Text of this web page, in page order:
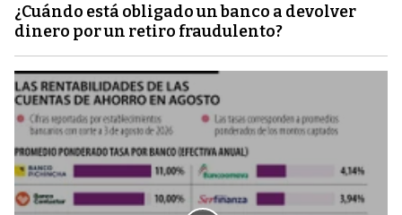
¿Cuándo está obligado un banco a devolver
dinero por un retiro fraudulento?